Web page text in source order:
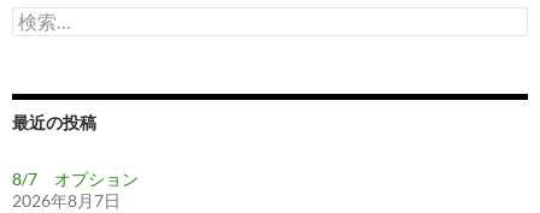
検
索:
最近の投稿
8/7 オプション
2026年8月7日